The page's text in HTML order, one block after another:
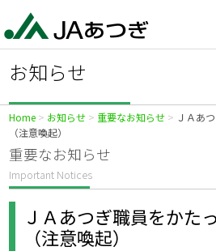
お知らせ
Home お知らせ 重要なお知らせ
ＪＡあ
（注意喚起）
重要なお知らせ
Important Notices
ＪＡあつぎ職員をかた
（注意喚起）